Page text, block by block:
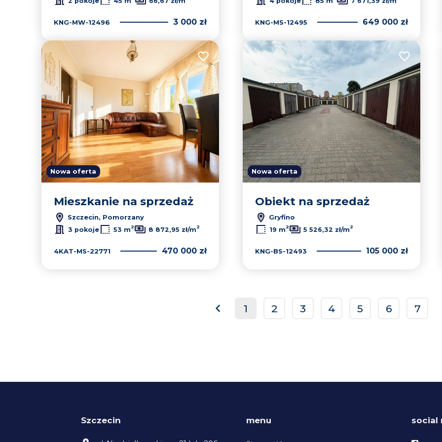
KNG-MW-12496 3 000 zł KNG-MS-12495 649 000 zł
Nowa oferta
Dodaj do ulubionych
Mieszkanie na sprzedaż
Szczecin, Pomorzany
3 pokoje 53 m2 8 872,95 zł/m2
4KAT-MS-22771 470 000 zł
Nowa oferta
Dodaj do
Obiekt na sprzedaż
Gryfino
19 m2 5 526,32 zł/m2
KNG-BS-12493 105 000 zł
prev
1 2 3 4 5 6 7
Szczecin menu social